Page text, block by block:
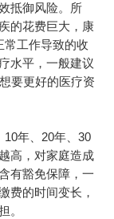
抵御风险。所
的花费巨大，康
常工作导致的收
水平，一般建议
要更好的医疗资
年、20年、30
高，对家庭造成
有豁免保障，一
费的时间变长，
。